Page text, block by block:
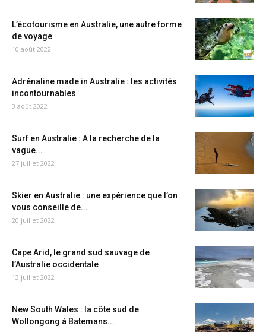
L’écotourisme en Australie, une autre forme
de voyage
10 août 2022
Adrénaline made in Australie : les activités
incontournables
3 août 2022
Surf en Australie : A la recherche de la
vague...
27 juillet 2022
Skier en Australie : une expérience que l’on
vous conseille de...
20 juillet 2022
Cape Arid, le grand sud sauvage de
l’Australie occidentale
13 juillet 2022
New South Wales : la côte sud de
Wollongong à Batemans...